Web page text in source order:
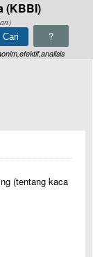
(KBBI)
?
(tentang kaca